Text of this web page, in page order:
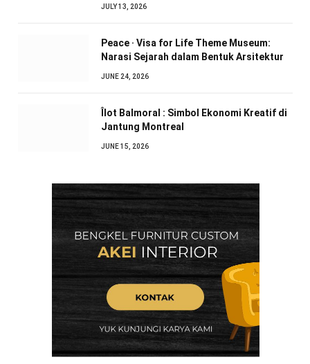
JULY 13, 2026
Peace · Visa for Life Theme Museum:
Narasi Sejarah dalam Bentuk Arsitektur
JUNE 24, 2026
Îlot Balmoral : Simbol Ekonomi Kreatif di
Jantung Montreal
JUNE 15, 2026